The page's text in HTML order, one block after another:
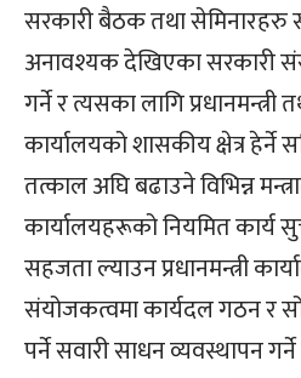
सरकारी बैठक तथा सेमिनारहरु
अनावश्यक देखिएका सरकारी
गर्ने र त्यसका लागि प्रधानमन्त्री
कार्यालयको शासकीय क्षेत्र
तत्काल अघि बढाउने विभिन्न
कार्यालयहरूको नियमित कार्य
सहजता ल्याउन प्रधानमन्त्री
संयोजकत्वमा कार्यदल गठन र
पर्ने सवारी साधन व्यवस्थापन